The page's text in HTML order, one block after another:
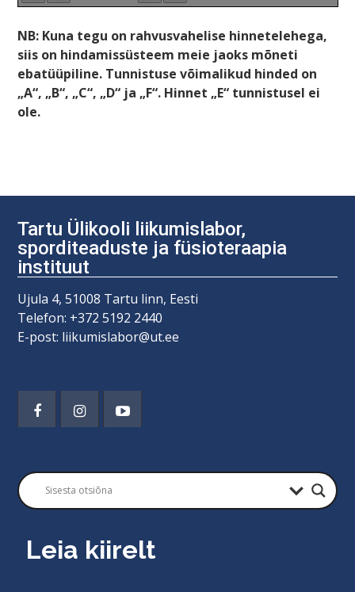
NB: Kuna tegu on rahvusvahelise hinnetelehega,
siis on hindamissüsteem meie jaoks mõneti
ebatüüpiline. Tunnistuse võimalikud hinded on
„A“, „B“, „C“, „D“ ja „F“. Hinnet „E“ tunnistusel ei
ole.
Tartu Ülikooli liikumislabor,
sporditeaduste ja füsioteraapia
instituut
Ujula 4, 51008 Tartu linn, Eesti
Telefon: +372 5192 2440
E-post: liikumislabor@ut.ee
Leia kiirelt